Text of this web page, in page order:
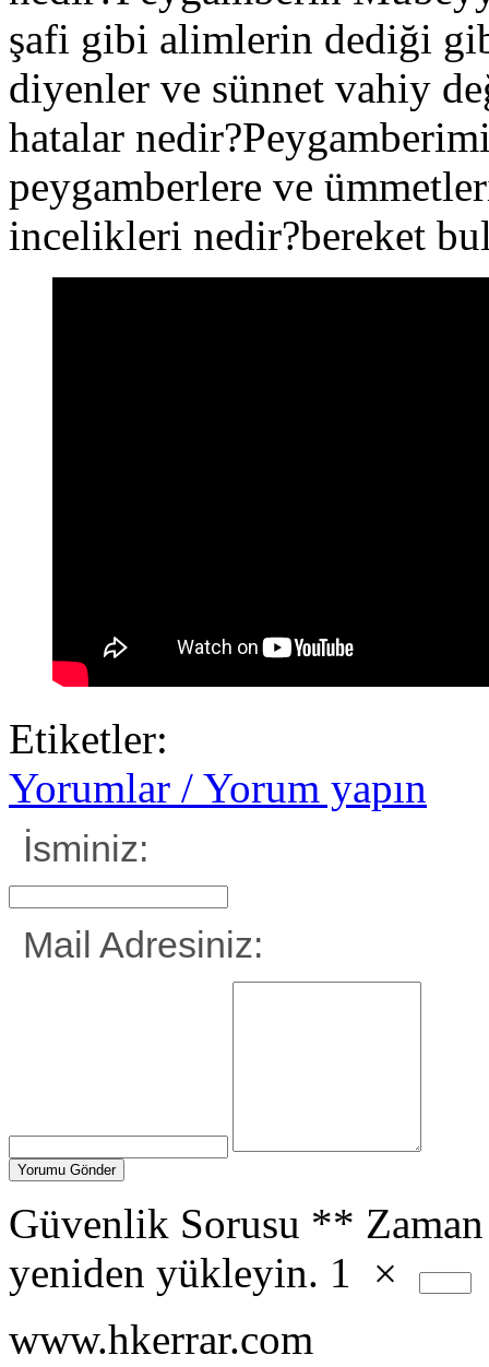
şafi gibi alimlerin dediği
diyenler ve sünnet vahiy
hatalar
peygamberlere ve
incelikleri nedir?bereket
Etiketler:
Yorumlar / Yorum yapın
İsminiz:
Mail Adresiniz:
Güvenlik Sorusu **
yeniden yükleyin. 1 ×
www.hkerrar.com